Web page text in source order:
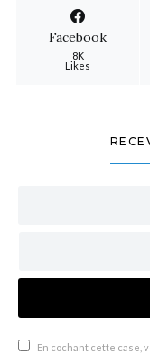
Facebook
8K
Likes
En cochant cette case,